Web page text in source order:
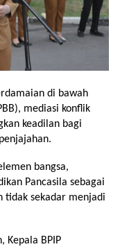
di bawah
mediasi konflik
keadilan bagi
bangsa,
Pancasila sebagai
tidak sekadar menjadi
Kepala BPIP